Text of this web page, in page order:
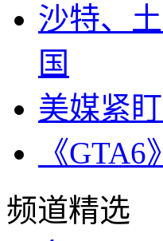
沙特、
国
美媒紧
《
频道精选